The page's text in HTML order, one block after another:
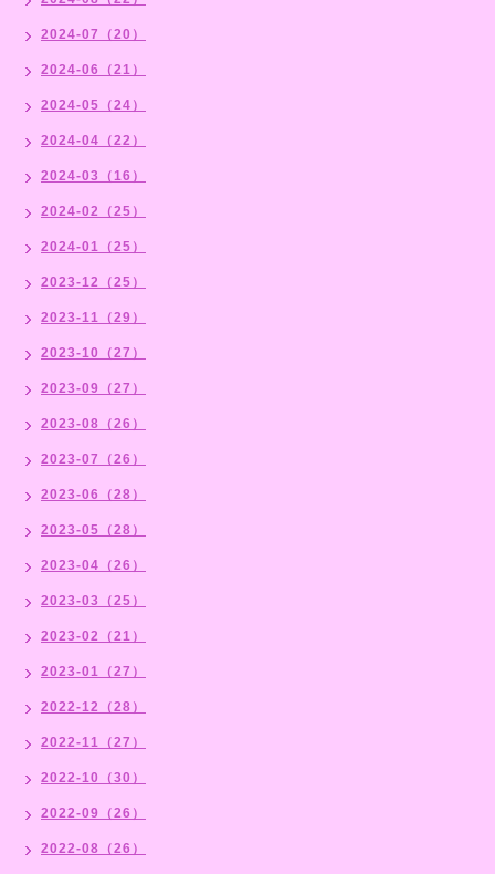
2024-07（20）
2024-06（21）
2024-05（24）
2024-04（22）
2024-03（16）
2024-02（25）
2024-01（25）
2023-12（25）
2023-11（29）
2023-10（27）
2023-09（27）
2023-08（26）
2023-07（26）
2023-06（28）
2023-05（28）
2023-04（26）
2023-03（25）
2023-02（21）
2023-01（27）
2022-12（28）
2022-11（27）
2022-10（30）
2022-09（26）
2022-08（26）